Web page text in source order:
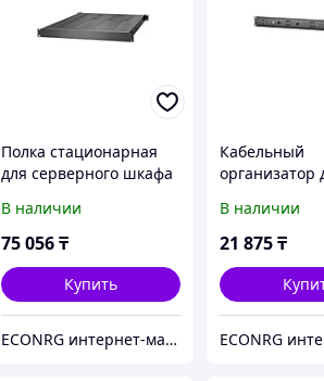
Полка стационарная
для серверного шкафа
В наличии
75 056₸
Купить
ECONRG интернет-магазин
Кабельный
организатор
ER7DCM
В наличии
21 875₸